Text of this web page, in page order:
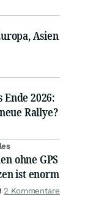
Asien
2026:
Rallye?
ohne GPS
ist enorm
2 Kommentare